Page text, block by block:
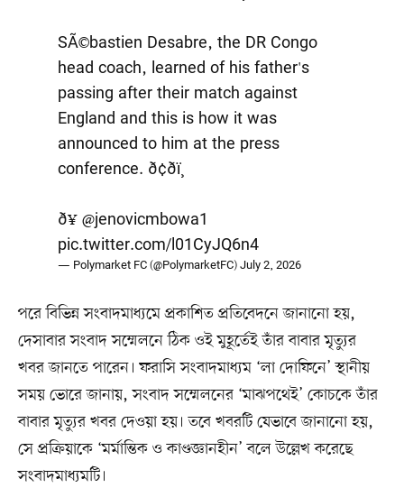
SÃ©bastien Desabre, the DR Congo
head coach, learned of his father's
passing after their match against
England and this is how it was
announced to him at the press
conference. ð¢ðï¸
ð¥ @jenovicmbowa1
pic.twitter.com/l01CyJQ6n4
— Polymarket FC (@PolymarketFC)July 2, 2026
পরে বিভিন্ন সংবাদমাধ্যমে প্রকাশিত প্রতিবেদনে জানানো হয়,
দেসাবার সংবাদ সম্মেলনে ঠিক ওই মুহূর্তেই তাঁর বাবার মৃত্যুর
খবর জানতে পারেন। ফরাসি সংবাদমাধ্যম ‘লা দোফিনে’ স্থানীয়
সময় ভোরে জানায়, সংবাদ সম্মেলনের ‘মাঝপথেই’ কোচকে তাঁর
বাবার মৃত্যুর খবর দেওয়া হয়। তবে খবরটি যেভাবে জানানো হয়,
সে প্রক্রিয়াকে ‘মর্মান্তিক ও কাণ্ডজ্ঞানহীন’ বলে উল্লেখ করেছে
সংবাদমাধ্যমটি।